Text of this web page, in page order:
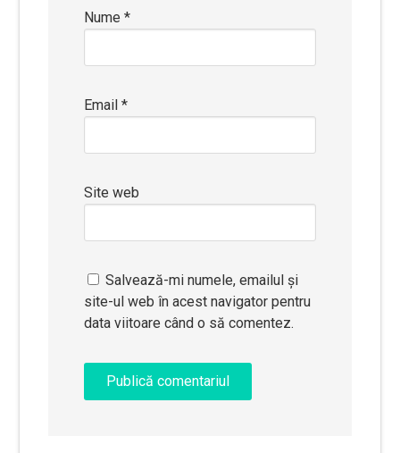
Nume*
Email*
Site web
Salvează-mi numele, emailul și
site-ul web în acest navigator pentru
data viitoare când o să comentez.